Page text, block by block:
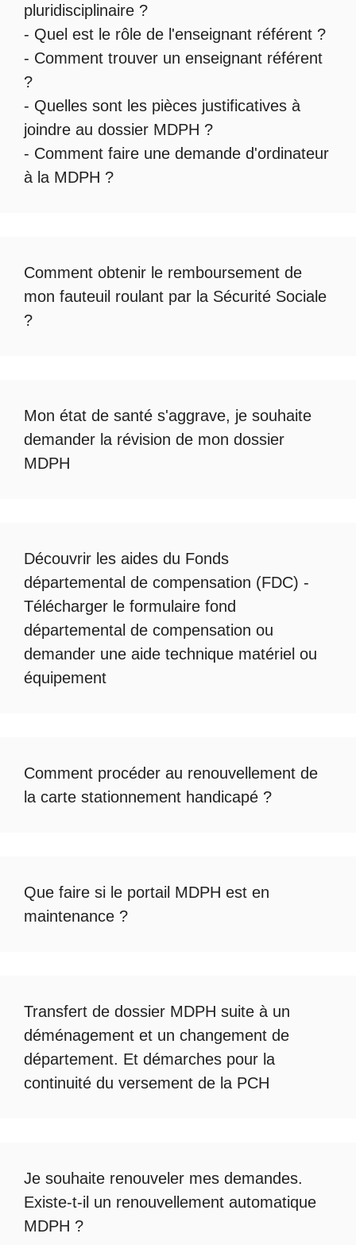
pluridisciplinaire ?
- Quel est le rôle de l'enseignant référent ?
- Comment trouver un enseignant référent
?
- Quelles sont les pièces justificatives à
joindre au dossier MDPH ?
- Comment faire une demande d'ordinateur
à la MDPH ?
Comment obtenir le remboursement de
mon fauteuil roulant par la Sécurité Sociale
?
Mon état de santé s'aggrave, je souhaite
demander la révision de mon dossier
MDPH
Découvrir les aides du Fonds
départemental de compensation (FDC) -
Télécharger le formulaire fond
départemental de compensation ou
demander une aide technique matériel ou
équipement
Comment procéder au renouvellement de
la carte stationnement handicapé ?
Que faire si le portail MDPH est en
maintenance ?
Transfert de dossier MDPH suite à un
déménagement et un changement de
département. Et démarches pour la
continuité du versement de la PCH
Je souhaite renouveler mes demandes.
Existe-t-il un renouvellement automatique
MDPH ?